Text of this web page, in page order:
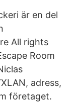
är en del
All rights
Room
adress,
företaget.